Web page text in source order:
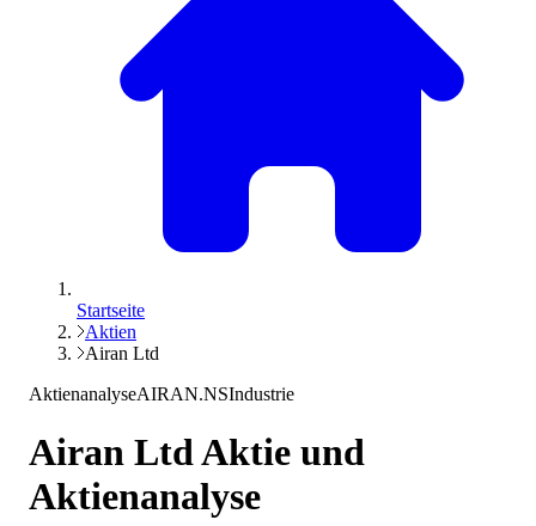
Startseite
Aktien
Airan Ltd
AktienanalyseAIRAN.NSIndustrie
Airan LtdAktie und
Aktienanalyse